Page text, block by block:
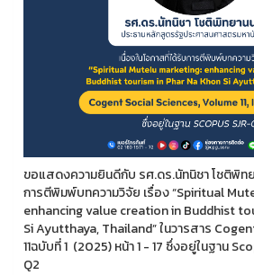
ขอแสดงความยินดีกับ รศ.ดร.นัทนิชา โชติพิท
การตีพิมพ์บทความวิจัย เรื่อง “Spiritual
enhancing value creation in Buddhist
Si Ayutthaya, Thailand” ในวารสาร
11ฉบับที่ 1 (2025) หน้า 1 - 17 ซึ่งอยู่ในฐาน
Q2